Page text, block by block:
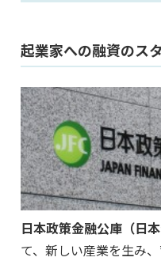
起業家への融資のス
日本政策金融公庫（日本
て、新しい産業を生み